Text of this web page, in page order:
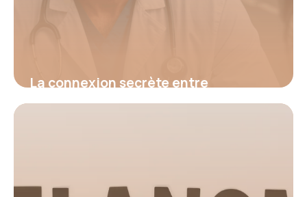
La connexion secrète entre
hypertension et fatigue : découvrez
16 juin 2026